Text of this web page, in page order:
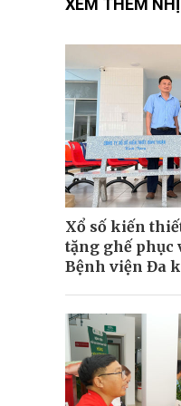
XEM THÊM
Xổ số kiến
tặng ghế phục
Bệnh viện Đa